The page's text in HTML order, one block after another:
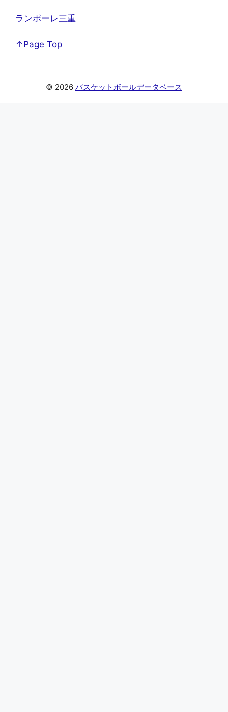
ランポーレ三重
↑Page Top
© 2026 バスケットボールデータベース